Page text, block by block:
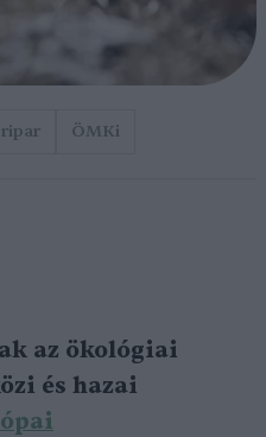
ÖMKi
az ökológiai
és hazai